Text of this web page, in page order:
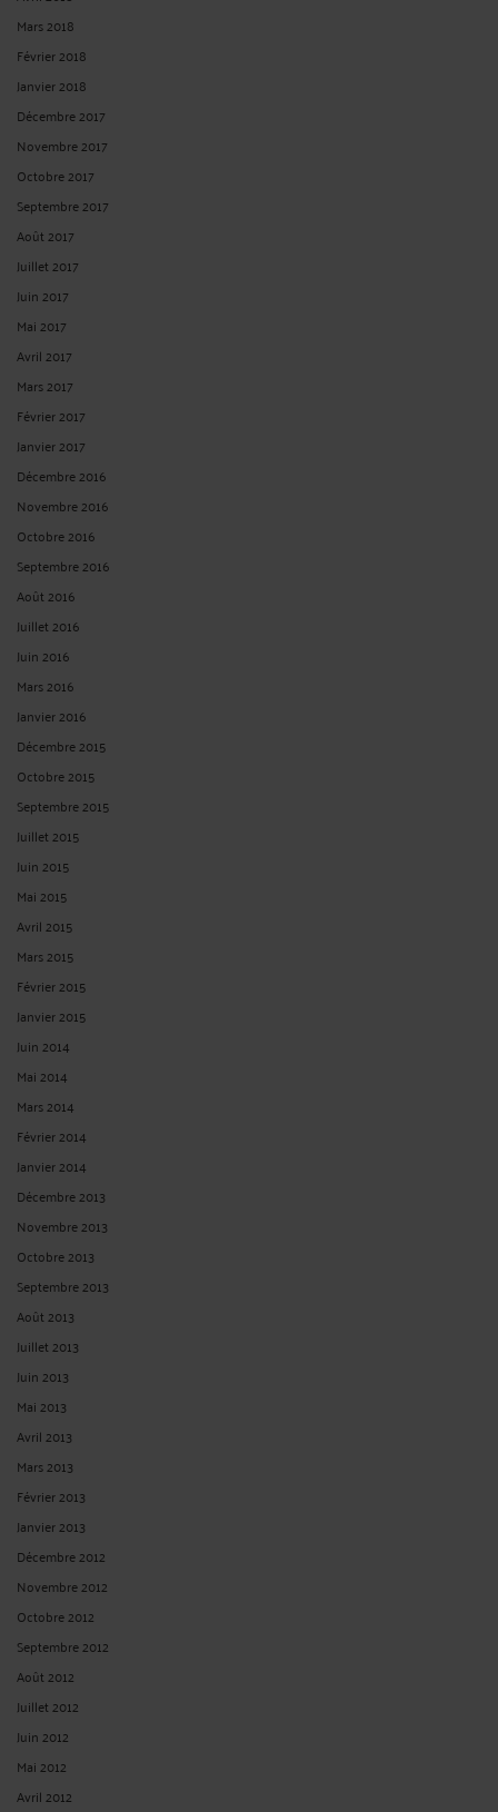
Mars 2018
Février 2018
Janvier 2018
Décembre 2017
Novembre 2017
Octobre 2017
Septembre 2017
Août 2017
Juillet 2017
Juin 2017
Mai 2017
Avril 2017
Mars 2017
Février 2017
Janvier 2017
Décembre 2016
Novembre 2016
Octobre 2016
Septembre 2016
Août 2016
Juillet 2016
Juin 2016
Mars 2016
Janvier 2016
Décembre 2015
Octobre 2015
Septembre 2015
Juillet 2015
Juin 2015
Mai 2015
Avril 2015
Mars 2015
Février 2015
Janvier 2015
Juin 2014
Mai 2014
Mars 2014
Février 2014
Janvier 2014
Décembre 2013
Novembre 2013
Octobre 2013
Septembre 2013
Août 2013
Juillet 2013
Juin 2013
Mai 2013
Avril 2013
Mars 2013
Février 2013
Janvier 2013
Décembre 2012
Novembre 2012
Octobre 2012
Septembre 2012
Août 2012
Juillet 2012
Juin 2012
Mai 2012
Avril 2012